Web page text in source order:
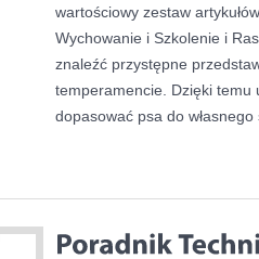
wartościowy zestaw
Wychowanie i Szkolenie i
znaleźć przystępne
temperamencie. Dzięki temu
dopasować psa do własnego